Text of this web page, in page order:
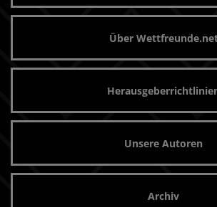
Über
Unsere Autoren
Archiv